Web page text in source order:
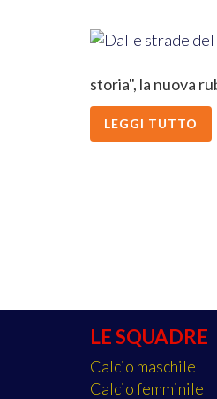
storia", la nuova
LEGGI TUTTO
LE SQUADRE
Calcio maschile
Calcio femminile